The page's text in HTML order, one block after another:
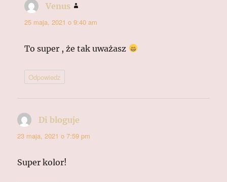
Venus
25 maja, 2021 o 9:40 am
To super , że tak uważasz
Odpowiedz
Di bloguje
23 maja, 2021 o 7:59 pm
Super kolor!